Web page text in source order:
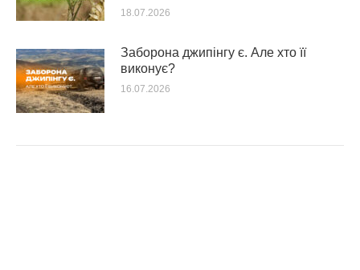
18.07.2026
Заборона джипінгу є. Але хто її
виконує?
16.07.2026